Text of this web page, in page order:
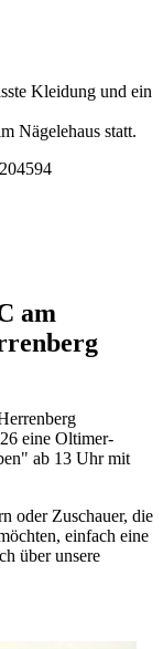
Kleidung und ein
Nägelehaus statt.
am
eine Oltimer-
ab 13 Uhr mit
oder Zuschauer, die
einfach eine
über unsere